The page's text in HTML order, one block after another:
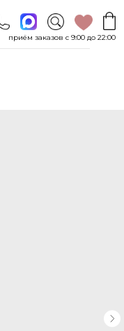
приём заказов с 9:00 до 22:00